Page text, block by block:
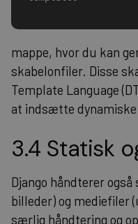
mappe, hvor du kan
skabelonfiler. Disse
Template Language
at indsætte dynamiske
3.4 Statisk
Django håndterer
billeder) og mediefiler
særlig håndtering og